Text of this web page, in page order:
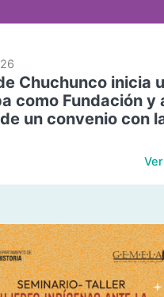
Chuchunco inicia
como Fundación y
un convenio con